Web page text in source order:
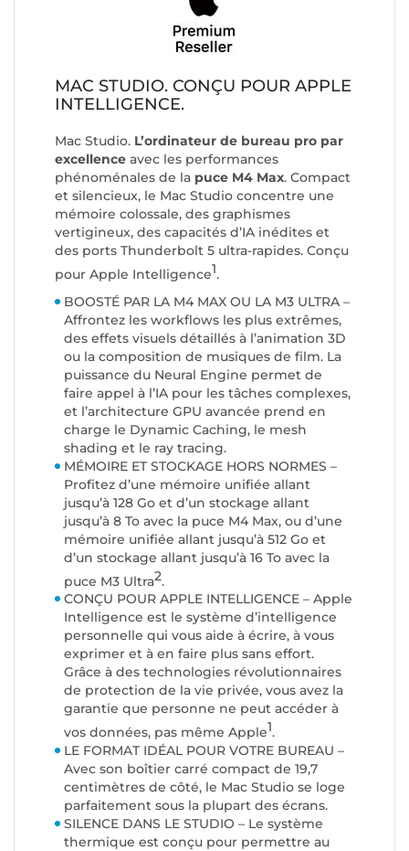
MAC STUDIO. CONÇU POUR APPLE
INTELLIGENCE.
Mac Studio. L’ordinateur de bureau pro par
excellence avec les performances
phénoménales de la puce M4 Max. Compact
et silencieux, le Mac Studio concentre une
mémoire colossale, des graphismes
vertigineux, des capacités d’IA inédites et
des ports Thunderbolt 5 ultra-rapides. Conçu
pour Apple Intelligence1.
BOOSTÉ PAR LA M4 MAX OU LA M3 ULTRA –
Affrontez les workflows les plus extrêmes,
des effets visuels détaillés à l’animation 3D
ou la composition de musiques de film. La
puissance du Neural Engine permet de
faire appel à l’IA pour les tâches complexes,
et l’architecture GPU avancée prend en
charge le Dynamic Caching, le mesh
shading et le ray tracing.
MÉMOIRE ET STOCKAGE HORS NORMES –
Profitez d’une mémoire unifiée allant
jusqu’à 128 Go et d’un stockage allant
jusqu’à 8 To avec la puce M4 Max, ou d’une
mémoire unifiée allant jusqu’à 512 Go et
d’un stockage allant jusqu’à 16 To avec la
puce M3 Ultra2.
CONÇU POUR APPLE INTELLIGENCE – Apple
Intelligence est le système d’intelligence
personnelle qui vous aide à écrire, à vous
exprimer et à en faire plus sans effort.
Grâce à des technologies révolutionnaires
de protection de la vie privée, vous avez la
garantie que personne ne peut accéder à
vos données, pas même Apple1.
LE FORMAT IDÉAL POUR VOTRE BUREAU –
Avec son boîtier carré compact de 19,7
centimètres de côté, le Mac Studio se loge
parfaitement sous la plupart des écrans.
SILENCE DANS LE STUDIO – Le système
thermique est conçu pour permettre au